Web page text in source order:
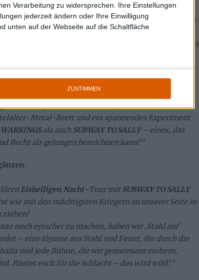
Verarbeitung zu widersprechen. Ihre Einstellungen
jederzeit ändern oder Ihre Einwilligung
unten auf der Webseite auf die Schaltfläche
ZUSTIMMEN
sind unser Co-Headliner bei derEisheiligen Nacht
in
intensiven Touraktivitäten haben uns schon vor
sie aufmerksam gemacht, und wir sind überzeugt, dass
unvergesslich machen werden. In diesem
entstand auch schnell die Idee zu einem
den wir zusammen geschrieben haben und
performen werden. ‚Stahl auf Stahl‘ist ein
Metal-Brett und ein spannendes Experiment
WARKINGSals auch SUBWAY TO SALLY– eines, das
Recht als gelungen bezeichnen kann!“
Eisheiligen Nacht-Tour mitSUBWAY TO SALLY
wie mit den mächtigsten Kriegern an unserer Seite in
ziehen!
noch epischer zu machen, haben wir ‚Stahl auf
– eine Hymne aus Stahl und Feuer, die durch die
und jede Bühne, die wir gemeinsam erobern,
Rüstet euch für die Schlacht – das wird wild!“